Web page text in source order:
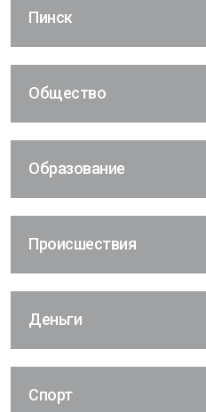
Пинск
Общество
Образование
Происшествия
Деньги
Спорт